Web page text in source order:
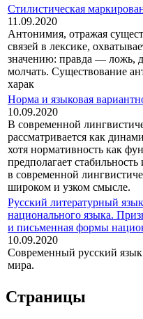
Стилистическая
11.09.2020
Антонимия, отражая
связей в лек­сике,
значению: правда — ложь,
молчать. Существование
харак
Норма и языковая
10.09.2020
В современной
рассматривается как
хотя нормативность как
предполагает
в современной
широком и узком смысле.
Русский литературный
национального языка.
и письменная формы
10.09.2020
Современный русский
мира.
Страницы